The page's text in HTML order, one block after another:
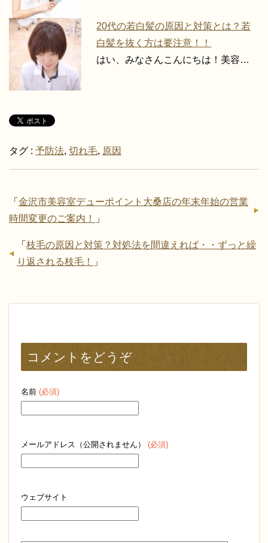
20代の若白髪の原因と対策とは？若
白髪を抜く方は要注意！！
はい、みなさんこんにちは！美容…
タグ : 予防法, 切れ毛, 原因
「 金沢市美容室デューポイント大桑店の年末年始の営業
時間変更のご案内！
」
「 枝毛の原因と対策？対処法を間違えれば・・ずっと繰
り返される枝毛！
」
コメントをどうぞ
名前 (必須)
メールアドレス（公開されません） (必須)
ウェブサイト